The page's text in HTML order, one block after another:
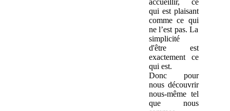
accueillir, ce
qui est plaisant
comme ce qui
ne l’est pas. La
simplicité
d'être est
exactement ce
qui est.
Donc pour
nous découvrir
nous-même tel
que nous